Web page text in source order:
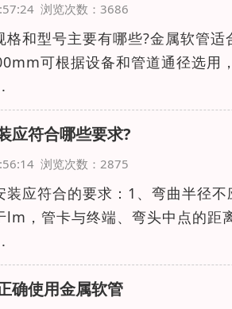
浏览次数：3686
格和型号主要有哪些?金属软管
可根据设备和管道通径选用
应符合哪些要求?
浏览次数：2875
装应符合的要求：1、弯曲半径
lm，管卡与终端、弯头中点的
确使用金属软管